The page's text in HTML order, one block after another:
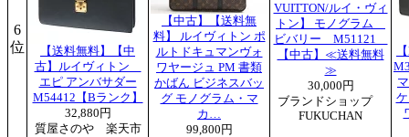
6
位
【送料無料】【中
古】ルイヴィトン
エピ アンバサダー
M54412【Bランク】
32,880円
質屋さのや 楽天市
【中古】【送料無
料】 ルイヴィトン ポ
ルトドキュマンヴォ
ワヤージュ PM 書類
かばん ビジネスバッ
グ モノグラム・マ
カ…
99,800円
VUITTON/ルイ・ヴィ
トン】 モノグラム
ビバリー M51121
【中古】≪送料無料
≫
30,000円
ブランドショップ
FUKUCHAN